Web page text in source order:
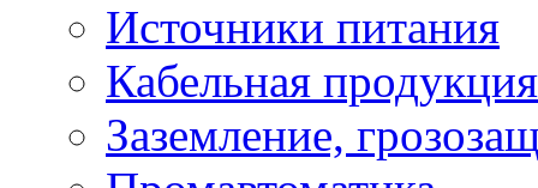
Источники питания
Кабельная продукция
Заземление,